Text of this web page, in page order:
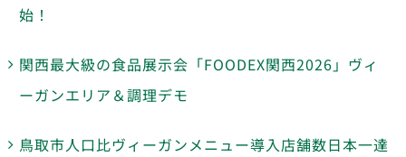
始！
関西最大級の食品展示会「FOODEX関西2026」ヴィ
ーガンエリア＆調理デモ
鳥取市人口比ヴィーガンメニュー導入店舗数日本一達